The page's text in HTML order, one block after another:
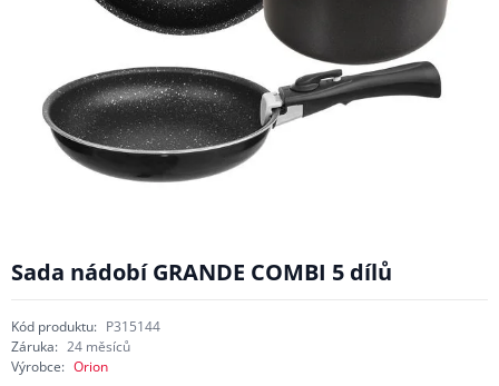
Sada nádobí GRANDE COMBI 5 dílů
Kód produktu: P315144
Záruka: 24 měsíců
Výrobce: Orion